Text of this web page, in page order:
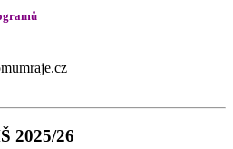
2025/26